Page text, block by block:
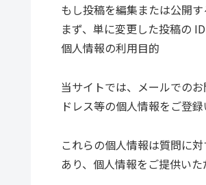
もし投稿を編集または公開
まず、単に変更した投稿の
個人情報の利用目的
当サイトでは、メールでの
ドレス等の個人情報をご登
これらの個人情報は質問に
あり、個人情報をご提供い